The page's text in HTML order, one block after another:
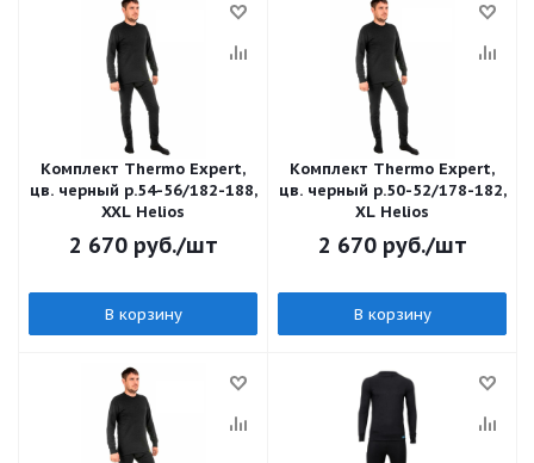
Комплект Thermo Expert,
цв. черный р.54-56/182-188,
XXL Helios
2 670руб./шт
В корзину
Комплект Thermo Expert,
цв. черный р.50-52/178-182,
XL Helios
2 670руб./шт
В корзину